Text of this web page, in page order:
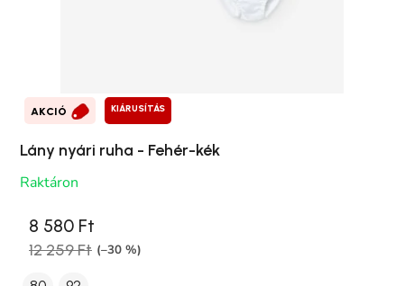
AKCIÓ KIÁRUSÍTÁS
Lány nyári ruha - Fehér-kék
Raktáron
8 580 Ft
12 259 Ft (–30 %)